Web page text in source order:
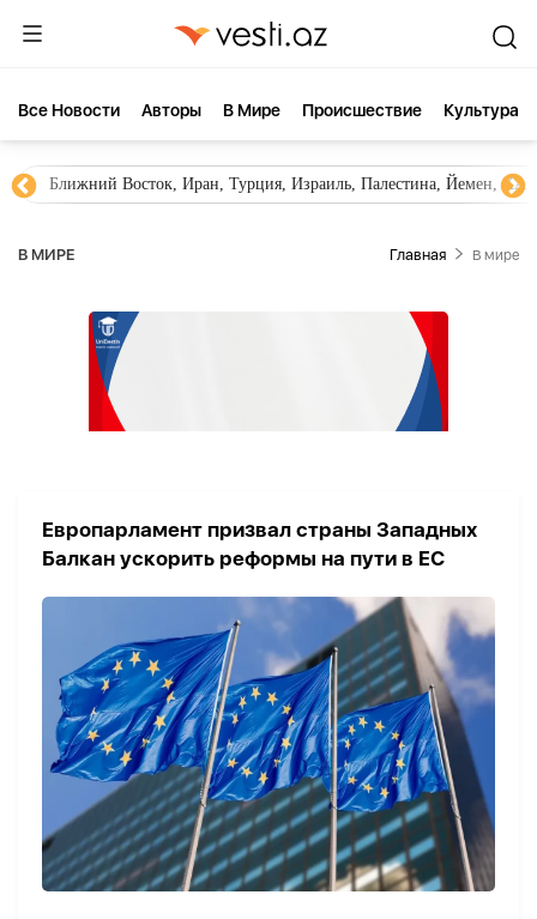
Все Новости Aвторы В Мире Происшествие Культура
Ближний Восток, Иран, Турция, Израиль, Палестина, Йемен,
В МИРЕ Главная В мире
Европарламент призвал страны Западных
Балкан ускорить реформы на пути в ЕС